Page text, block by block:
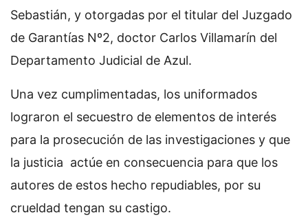
Sebastián, y otorgadas por el titular del Juzgado
de Garantías Nº2, doctor Carlos Villamarín del
Departamento Judicial de Azul.
Una vez cumplimentadas, los uniformados
lograron el secuestro de elementos de interés
para la prosecución de las investigaciones y que
la justicia actúe en consecuencia para que los
autores de estos hecho repudiables, por su
crueldad tengan su castigo.